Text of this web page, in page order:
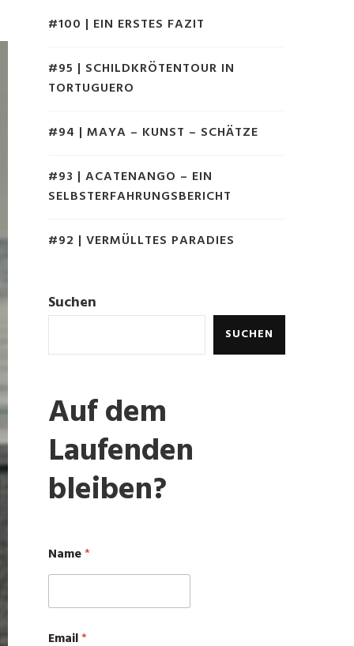
#100 | EIN ERSTES FAZIT
#95 | SCHILDKRÖTENTOUR IN
TORTUGUERO
#94 | MAYA – KUNST – SCHÄTZE
#93 | ACATENANGO – EIN
SELBSTERFAHRUNGSBERICHT
#92 | VERMÜLLTES PARADIES
Suchen
SUCHEN
Auf dem
Laufenden
bleiben?
Name*
Email*